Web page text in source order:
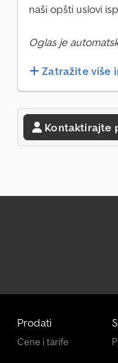
naši opšti uslovi
Oglas je
Zatražite više
Kontaktirajte
Prodati
Cene i tarife